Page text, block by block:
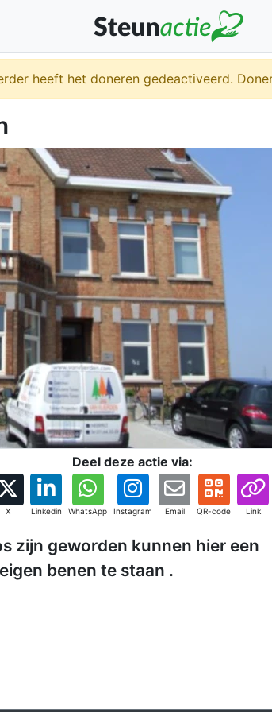
heeft het doneren gedeactiveerd.
Deel deze actie via:
X Linkedin WhatsApp Instagram Email QR-code Link
zijn geworden kunnen hier een
benen te staan .